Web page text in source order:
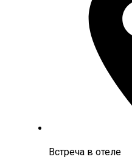
Встреча в отеле